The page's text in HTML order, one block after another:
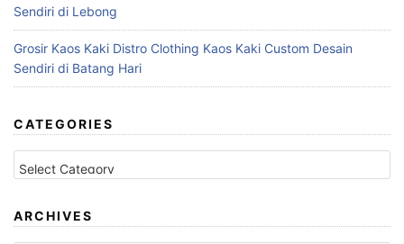
Sendiri di Lebong
Grosir Kaos Kaki Distro Clothing Kaos Kaki Custom Desain
Sendiri di Batang Hari
CATEGORIES
C
a
e
ARCHIVES